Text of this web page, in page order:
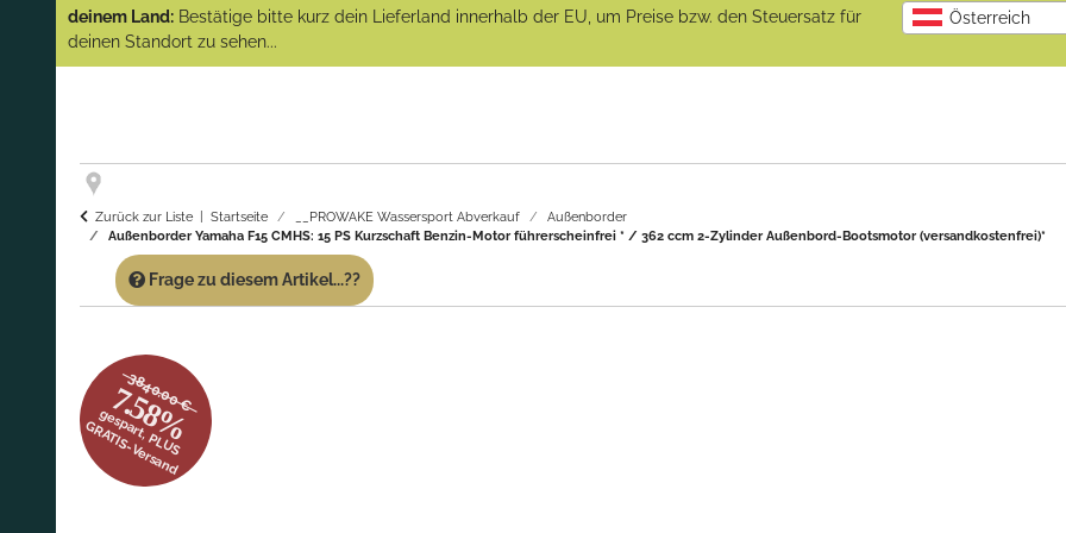
(Abverkauf)!
GARANTIE UND SERVICE:
deinem Land: Bestätige bitte kurz dein Lieferland innerhalb der EU, um Preise bzw. den Steuersatz für
deinen Standort zu sehen...
Österreich
Zurück zur Liste Startseite __PROWAKE Wassersport Abverkauf
Außenborder
Außenborder Yamaha F15 CMHS: 15 PS Kurzschaft Benzin-Motor führerscheinfrei * / 362 ccm 2-Zylinder Außenbord-Bootsmotor (versandkostenfrei)*
Frage zu diesem Artikel...??
3840.00 €
7.58%
gespart, PLUS
GRATIS-Versand